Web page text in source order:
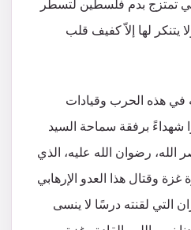
تمتزج بدم فلسطين لتسطر
يتنكر لها إلاّ كفيف قلب
في هذه الحرب وقيادات
شهداءً برفقة سماحة السيد
رضوان الله عليه، الذي
وقتال هذا العدو الإرهابي
التي لقنته درسًا لا ينسى